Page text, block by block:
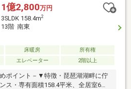
ロケーションです。＜共用施設＞コ
ビス・ペット専用足洗い場フィット
ティルーム〇JR湖西線「大津京」
インフォメーション・バロー茶が
ｍ・サンドラッグ茶が崎店・・・約
西大津支店・・・約540ｍ・セブンイ
店・・・約350ｍ
1億2,800万円
3SLDK 158.4m2
13階 南東
床暖房
所有権
エレベーター 2階以上
ポイント－▼特徴・琵琶湖湖畔に佇
ス・専有面積158.4平米、全居室6帖